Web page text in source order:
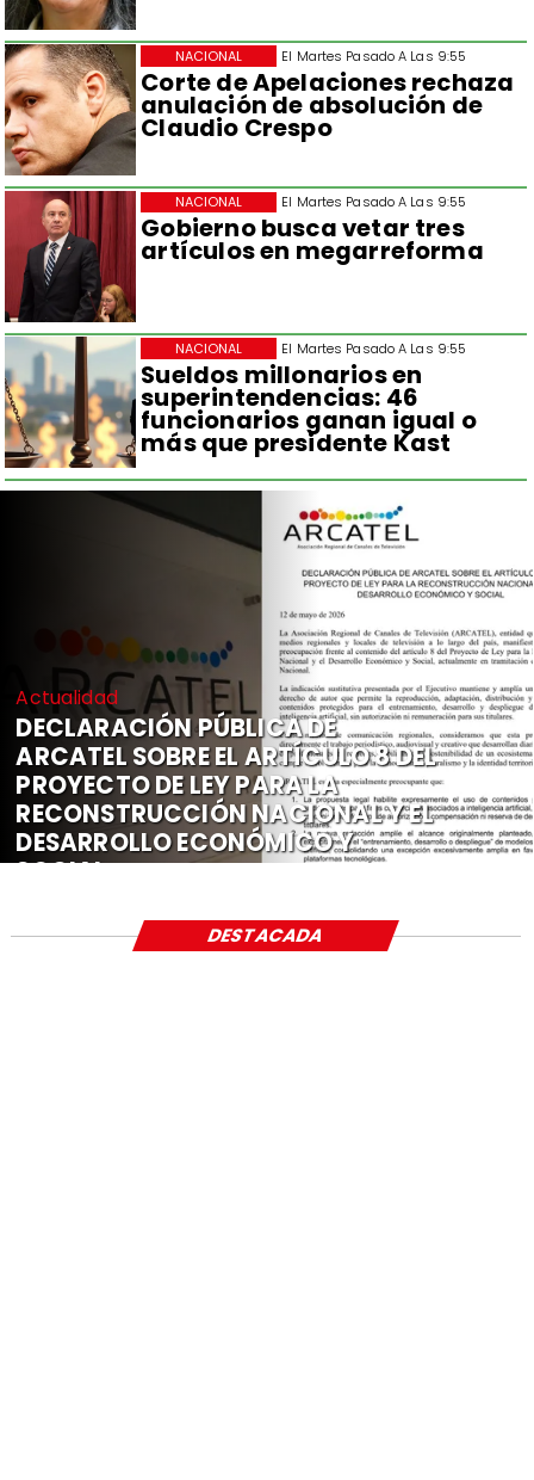
El Martes Pasado A Las 9:55
Corte de Apelaciones rechaza
anulación de absolución de
Claudio Crespo
NACIONAL
El Martes Pasado A Las 9:55
Gobierno busca vetar tres
artículos en megarreforma
NACIONAL
El Martes Pasado A Las 9:55
Sueldos millonarios en
superintendencias: 46
funcionarios ganan igual o
más que presidente Kast
NACIONAL
Actualidad
DECLARACIÓN PÚBLICA DE
ARCATEL SOBRE EL ARTÍCULO 8 DEL
PROYECTO DE LEY PARA LA
RECONSTRUCCIÓN NACIONAL Y EL
DESARROLLO ECONÓMICO Y
SOCIAL
DESTACADA